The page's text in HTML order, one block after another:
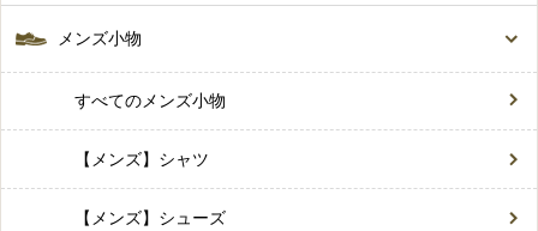
メンズ小物
すべてのメンズ小物
【メンズ】シャツ
【メンズ】シューズ